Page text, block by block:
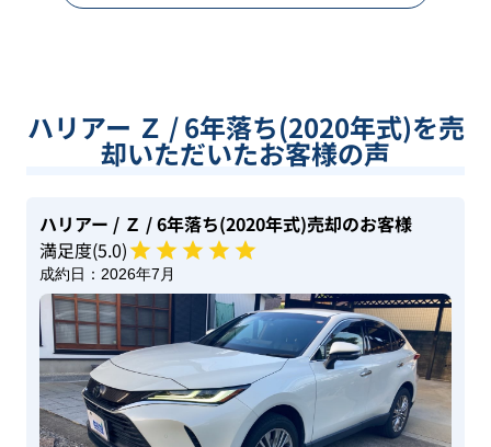
ハリアー Ｚ / 6年落ち(2020年式)を売
却いただいたお客様の声
ハリアー / Ｚ / 6年落ち(2020年式)売却のお客様
満足度(5.0)
成約日： 2026年7月